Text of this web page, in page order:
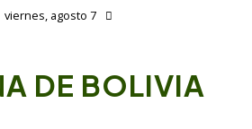
viernes, agosto 7
DE BOLIVIA